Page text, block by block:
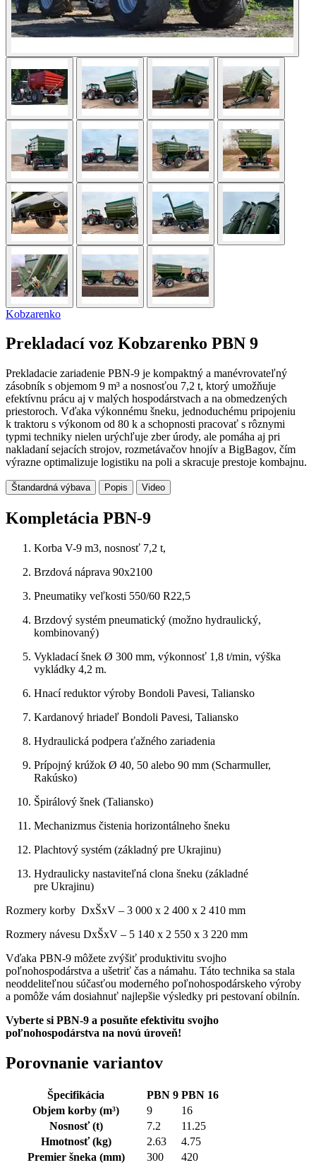
Kobzarenko
Prekladací voz Kobzarenko PBN 9
Prekladacie zariadenie PBN-9 je kompaktný a manévrovateľný
zásobník s objemom 9 m³ a nosnosťou 7,2 t, ktorý umožňuje
efektívnu prácu aj v malých hospodárstvach a na obmedzených
priestoroch. Vďaka výkonnému šneku, jednoduchému pripojeniu
k traktoru s výkonom od 80 k a schopnosti pracovať s rôznymi
typmi techniky nielen urýchľuje zber úrody, ale pomáha aj pri
nakladaní sejacích strojov, rozmetávačov hnojív a BigBagov, čím
výrazne optimalizuje logistiku na poli a skracuje prestoje kombajnu.
Štandardná výbava Popis Video
Kompletácia PBN-9
Korba V-9 m3, nosnosť 7,2 t,
Brzdová náprava 90x2100
Pneumatiky veľkosti 550/60 R22,5
Brzdový systém pneumatický (možno hydraulický,
kombinovaný)
Vykladací šnek Ø 300 mm, výkonnosť 1,8 t/min, výška
vykládky 4,2 m.
Hnací reduktor výroby Bondoli Pavesi, Taliansko
Kardanový hriadeľ Bondoli Pavesi, Taliansko
Hydraulická podpera ťažného zariadenia
Prípojný krúžok Ø 40, 50 alebo 90 mm (Scharmuller,
Rakúsko)
Špirálový šnek (Taliansko)
Mechanizmus čistenia horizontálneho šneku
Plachtový systém (základný pre Ukrajinu)
Hydraulicky nastaviteľná clona šneku (základné
pre Ukrajinu)
Rozmery korby DxŠxV – 3 000 x 2 400 x 2 410 mm
Rozmery návesu DxŠxV – 5 140 x 2 550 x 3 220 mm
Vďaka PBN-9 môžete zvýšiť produktivitu svojho
poľnohospodárstva a ušetriť čas a námahu. Táto technika sa stala
neoddeliteľnou súčasťou moderného poľnohospodárskeho výroby
a pomôže vám dosiahnuť najlepšie výsledky pri pestovaní obilnín.
Vyberte si PBN-9 a posuňte efektivitu svojho
poľnohospodárstva na novú úroveň!
Porovnanie variantov
Špecifikácia PBN 9 PBN 16
Objem korby (m³) 9
16
Nosnosť(t) 7.2
11.25
Hmotnosť(kg) 2.63
4.75
Premier šneka (mm) 300
420